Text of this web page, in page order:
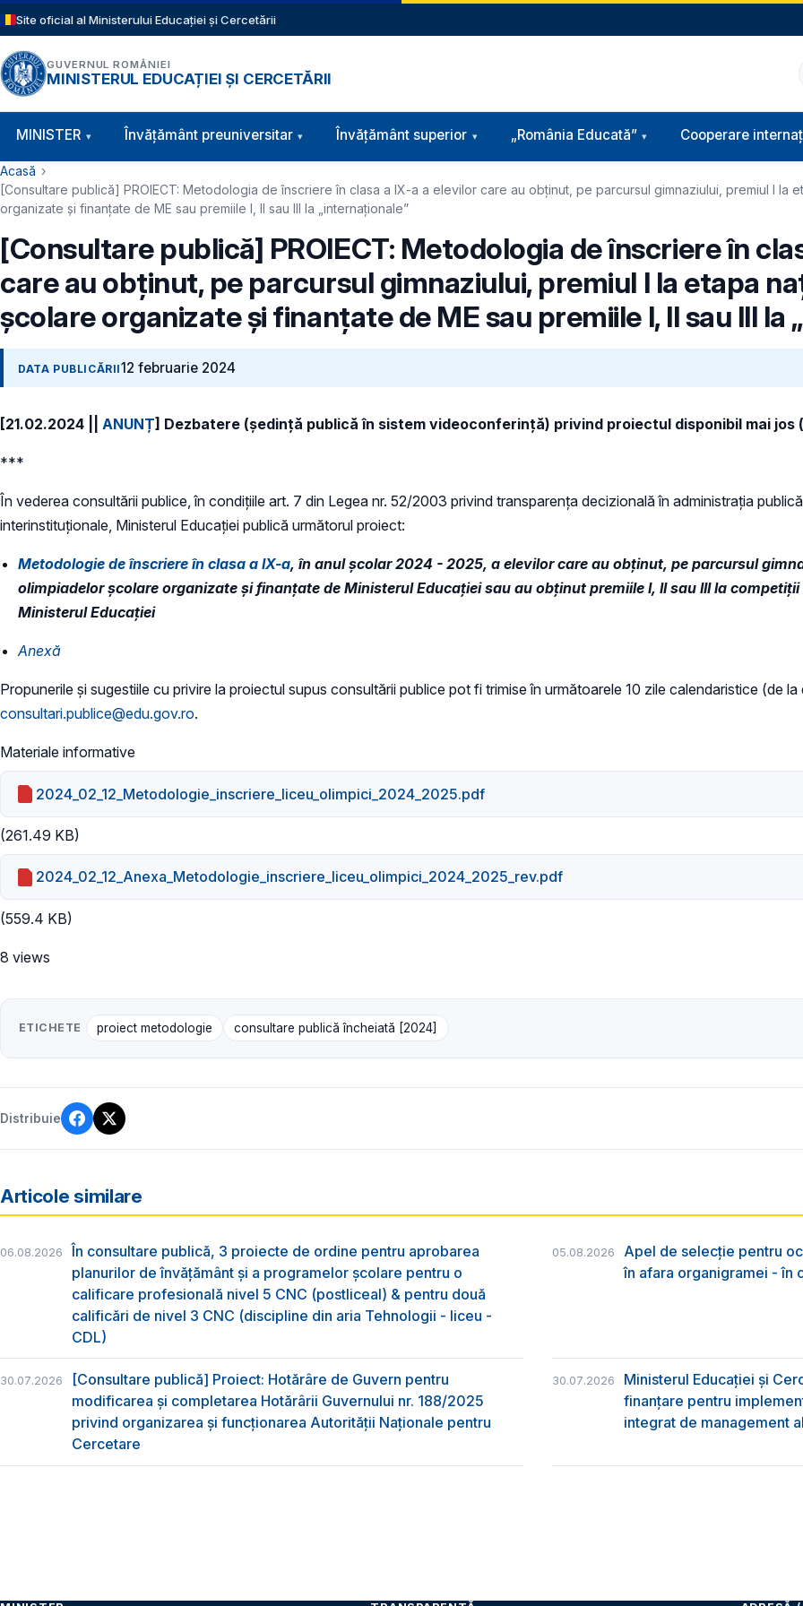
Sari la conținutul principal
Site oficial al Ministerului Educației și Cercetării
GUVERNUL ROMÂNIEI
MINISTERUL EDUCAȚIEI ȘI CERCETĂRII
Navigație principală
MINISTER Învăţământ preuniversitar Învățământ superior „România Educată” Cooperare
Cale de navigare
Acasă
[Consultare publică] PROIECT: Metodologia de înscriere în clasa a IX-a a elevilor care au obținut, pe parcursul gimnaziului, premiul I la
organizate și finanțate de ME sau premiile I, II sau III la „internaționale”
[Consultare publică] PROIECT: Metodologia de înscriere în
care au obținut, pe parcursul gimnaziului, premiul I la etapa
școlare organizate și finanțate de ME sau premiile I, II sau III la
DATA PUBLICĂRII12 februarie 2024
[21.02.2024 || ANUNȚ] Dezbatere (ședință publică în sistem videoconferință) privind proiectul disponibil mai jos
***
În vederea consultării publice, în condiţiile art. 7 din Legea nr. 52/2003 privind transparenţa decizională în administraţia
interinstituționale, Ministerul Educaţiei publică următorul proiect:
Metodologie de înscriere în clasa a IX-a, în anul școlar 2024 - 2025, a elevilor care au obținut, pe parcursul
olimpiadelor școlare organizate și finanțate de Ministerul Educației sau au obținut premiile I, II sau III la
Ministerul Educației
Anexă
Propunerile și sugestiile cu privire la proiectul supus consultării publice pot fi trimise în următoarele 10 zile calendaristice (de
consultari.publice@edu.gov.ro.
Materiale informative
2024_02_12_Metodologie_inscriere_liceu_olimpici_2024_2025.pdf
(261.49 KB)
2024_02_12_Anexa_Metodologie_inscriere_liceu_olimpici_2024_2025_rev.pdf
(559.4 KB)
8 views
ETICHETE proiect metodologie consultare publică încheiată [2024]
Distribuie
Articole similare
06.08.2026
În consultare publică, 3 proiecte de ordine pentru aprobarea
planurilor de învățământ și a programelor școlare pentru o
calificare profesională nivel 5 CNC (postliceal) & pentru două
calificări de nivel 3 CNC (discipline din aria Tehnologii - liceu -
CDL)
05.08.2026
Apel de selecție pentru
în afara organigramei - în
30.07.2026
[Consultare publică] Proiect: Hotărâre de Guvern pentru
modificarea și completarea Hotărârii Guvernului nr. 188/2025
privind organizarea şi funcţionarea Autorităţii Naţionale pentru
Cercetare
30.07.2026
Ministerul Educației și
finanțare pentru
integrat de management